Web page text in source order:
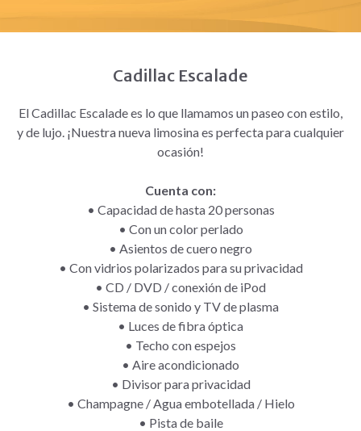
Cadillac Escalade
El Cadillac Escalade es lo que llamamos un paseo con estilo,
y de lujo. ¡Nuestra nueva limosina es perfecta para cualquier
ocasión!
Cuenta con:
• Capacidad de hasta 20 personas
• Con un color perlado
• Asientos de cuero negro
• Con vidrios polarizados para su privacidad
• CD / DVD / conexión de iPod
• Sistema de sonido y TV de plasma
• Luces de fibra óptica
• Techo con espejos
• Aire acondicionado
• Divisor para privacidad
• Champagne / Agua embotellada / Hielo
• Pista de baile